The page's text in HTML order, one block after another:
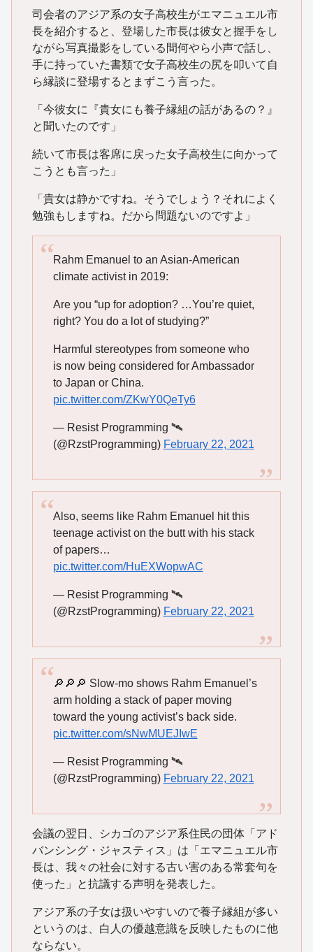
司会者のアジア系の女子高校生がエマニュエル市
長を紹介すると、登場した市長は彼女と握手をし
ながら写真撮影をしている間何やら小声で話し、
手に持っていた書類で女子高校生の尻を叩いて自
ら縁談に登場するとまずこう言った。
「今彼女に『貴女にも養子縁組の話があるの？』
と聞いたのです」
続いて市長は客席に戻った女子高校生に向かって
こうとも言った」
「貴女は静かですね。そうでしょう？それによく
勉強もしますね。だから問題ないのですよ」
Rahm Emanuel to an Asian-American
climate activist in 2019:
Are you “up for adoption? …You’re quiet,
right? You do a lot of studying?”
Harmful stereotypes from someone who
is now being considered for Ambassador
to Japan or China.
pic.twitter.com/ZKwY0QeTy6
— Resist Programming 🛰
(@RzstProgramming) February 22, 2021
Also, seems like Rahm Emanuel hit this
teenage activist on the butt with his stack
of papers…
pic.twitter.com/HuEXWopwAC
— Resist Programming 🛰
(@RzstProgramming) February 22, 2021
🔎🔎🔎 Slow-mo shows Rahm Emanuel’s
arm holding a stack of paper moving
toward the young activist’s back side.
pic.twitter.com/sNwMUEJIwE
— Resist Programming 🛰
(@RzstProgramming) February 22, 2021
会議の翌日、シカゴのアジア系住民の団体「アド
バンシング・ジャスティス」は「エマニュエル市
長は、我々の社会に対する古い害のある常套句を
使った」と抗議する声明を発表した。
アジア系の子女は扱いやすいので養子縁組が多い
というのは、白人の優越意識を反映したものに他
ならない。